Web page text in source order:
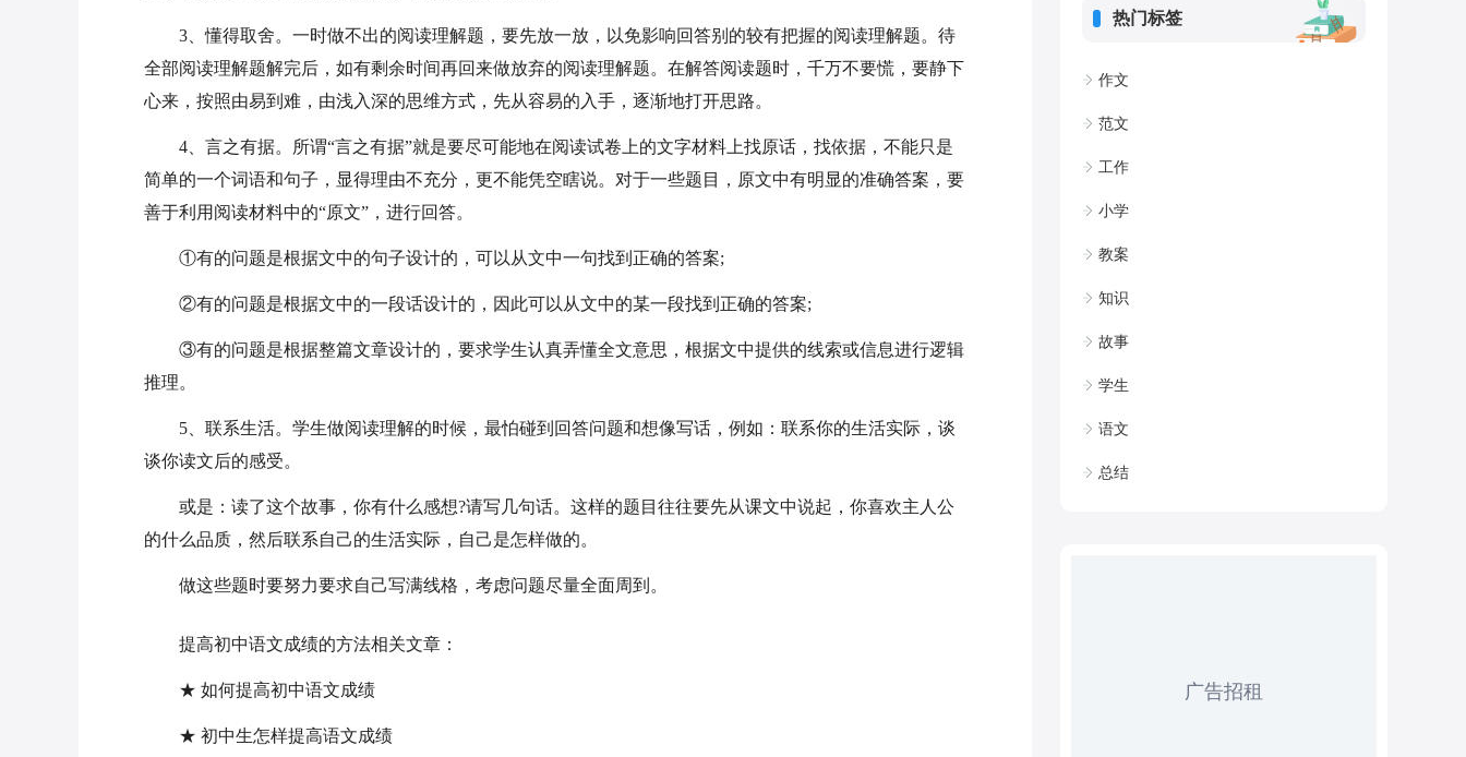
3、懂得取舍。一时做不出的阅读理解题，要先放一放，以免影响回答别的较有把握的阅读理解题。待
全部阅读理解题解完后，如有剩余时间再回来做放弃的阅读理解题。在解答阅读题时，千万不要慌，要静下
心来，按照由易到难，由浅入深的思维方式，先从容易的入手，逐渐地打开思路。
4、言之有据。所谓“言之有据”就是要尽可能地在阅读试卷上的文字材料上找原话，找依据，不能只是
简单的一个词语和句子，显得理由不充分，更不能凭空瞎说。对于一些题目，原文中有明显的准确答案，要
善于利用阅读材料中的“原文”，进行回答。
①有的问题是根据文中的句子设计的，可以从文中一句找到正确的答案;
②有的问题是根据文中的一段话设计的，因此可以从文中的某一段找到正确的答案;
③有的问题是根据整篇文章设计的，要求学生认真弄懂全文意思，根据文中提供的线索或信息进行逻辑
推理。
5、联系生活。学生做阅读理解的时候，最怕碰到回答问题和想像写话，例如：联系你的生活实际，谈
谈你读文后的感受。
或是：读了这个故事，你有什么感想?请写几句话。这样的题目往往要先从课文中说起，你喜欢主人公
的什么品质，然后联系自己的生活实际，自己是怎样做的。
做这些题时要努力要求自己写满线格，考虑问题尽量全面周到。
提高初中语文成绩的方法相关文章：
★ 如何提高初中语文成绩
★ 初中生怎样提高语文成绩
热门标签
作文
范文
工作
小学
教案
知识
故事
学生
语文
总结
广告招租